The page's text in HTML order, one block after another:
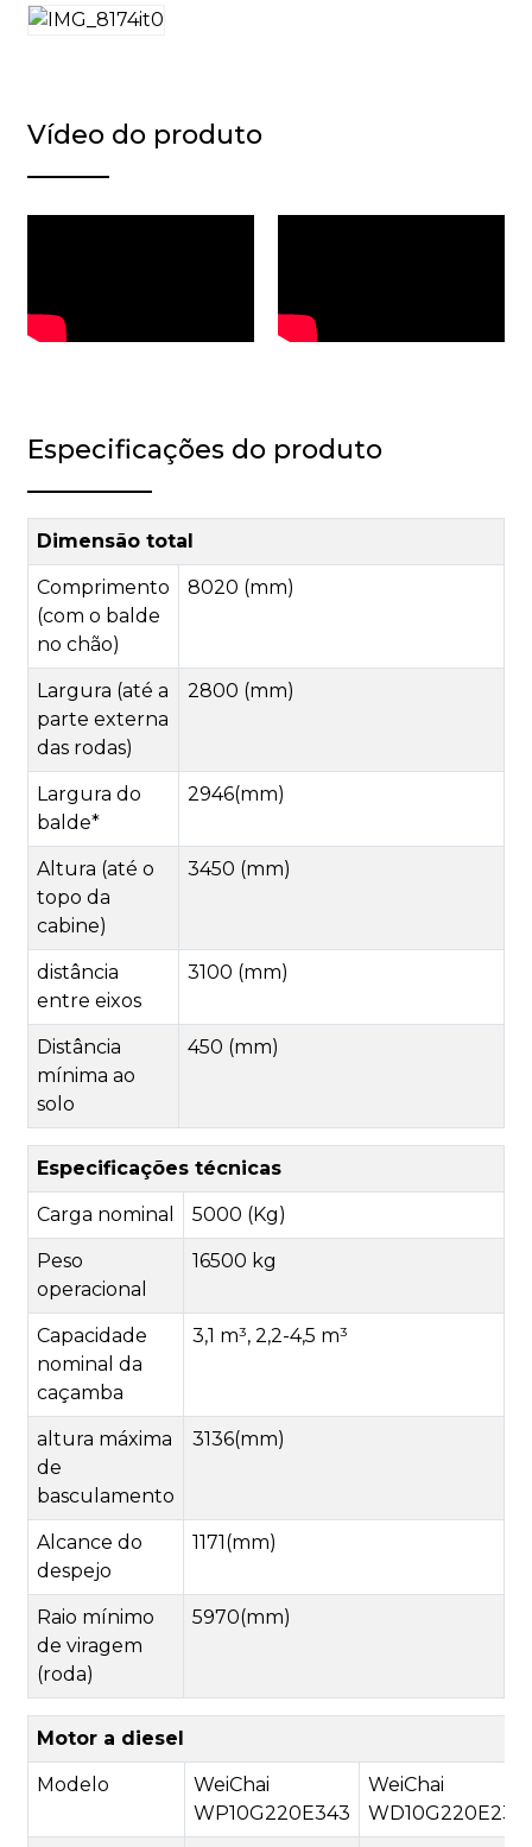
Vídeo do produto
Especificações do produto
Dimensão total
Comprimento
(com o balde
no chão)
8020 (mm)
Largura (até a
parte externa
das rodas)
2800 (mm)
Largura do
balde*
2946(mm)
Altura (até o
topo da
cabine)
3450 (mm)
distância
entre eixos
3100 (mm)
Distância
mínima ao
solo
450 (mm)
Especificações técnicas
Carga nominal 5000 (Kg)
Peso
operacional
16500 kg
Capacidade
nominal da
caçamba
3,1 m³, 2,2-4,5 m³
altura máxima
de
basculamento
3136(mm)
Alcance do
despejo
1171(mm)
Raio mínimo
de viragem
(roda)
5970(mm)
Motor a diesel
Modelo
WeiChai
WP10G220E343
WeiChai
WD10G220E23